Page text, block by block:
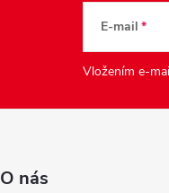
E-mail
Vložením e-
O nás